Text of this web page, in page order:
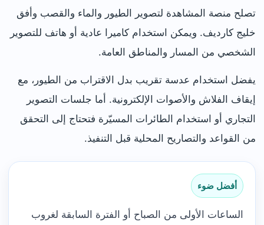
تصلح منصة المشاهدة لتصوير الطيور والماء والقصب وأفق
خليج كارديف. ويمكن استخدام كاميرا عادية أو هاتف للتصوير
الشخصي من المسار والمناطق العامة.
يفضل استخدام عدسة تقريب بدل الاقتراب من الطيور، مع
إيقاف الفلاش والأصوات الإلكترونية. أما جلسات التصوير
التجاري أو استخدام الطائرات المسيّرة فتحتاج إلى التحقق
من القواعد والتصاريح المحلية قبل التنفيذ.
أفضل ضوء
الساعات الأولى من الصباح أو الفترة السابقة لغروب